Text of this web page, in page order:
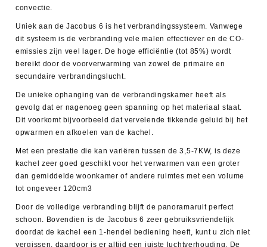
convectie.
Uniek aan de Jacobus 6 is het verbrandingssysteem. Vanwege
dit systeem is de verbranding vele malen effectiever en de CO-
emissies zijn veel lager. De hoge efficiëntie (tot 85%) wordt
bereikt door de voorverwarming van zowel de primaire en
secundaire verbrandingslucht.
De unieke ophanging van de verbrandingskamer heeft als
gevolg dat er nagenoeg geen spanning op het materiaal staat.
Dit voorkomt bijvoorbeeld dat vervelende tikkende geluid bij het
opwarmen en afkoelen van de kachel.
Met een prestatie die kan variëren tussen de 3,5-7KW, is deze
kachel zeer goed geschikt voor het verwarmen van een groter
dan gemiddelde woonkamer of andere ruimtes met een volume
tot ongeveer 120cm3
Door de volledige verbranding blijft de panoramaruit perfect
schoon. Bovendien is de Jacobus 6 zeer gebruiksvriendelijk
doordat de kachel een 1-hendel bediening heeft, kunt u zich niet
vergissen, daardoor is er altijd een juiste luchtverhouding. De